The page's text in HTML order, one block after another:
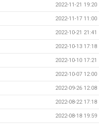
2022-11-21 19:20
2022-11-17 11:00
2022-10-21 21:41
2022-10-13 17:18
2022-10-10 17:21
2022-10-07 12:00
2022-09-26 12:08
2022-08-22 17:18
2022-08-18 19:59